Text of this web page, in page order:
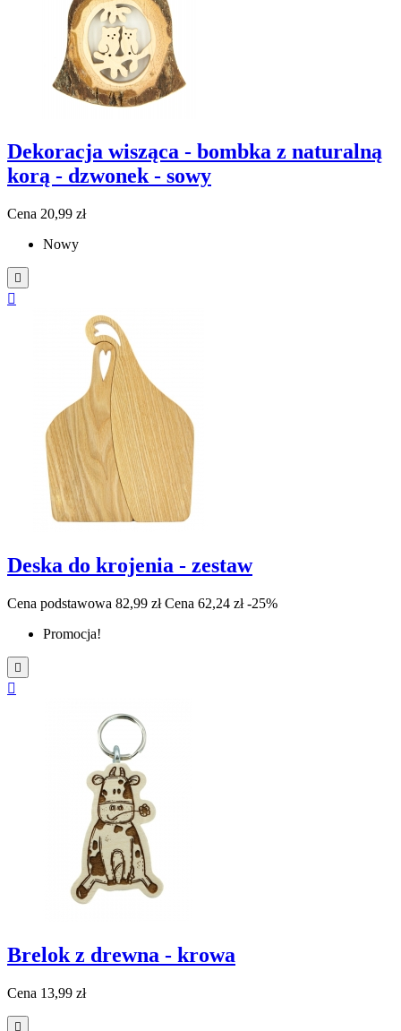
Dekoracja wisząca - bombka z naturalną
korą - dzwonek - sowy
Cena 20,99 zł
Nowy


Deska do krojenia - zestaw
Cena podstawowa 82,99 zł Cena 62,24 zł -25%
Promocja!


Brelok z drewna - krowa
Cena 13,99 zł
